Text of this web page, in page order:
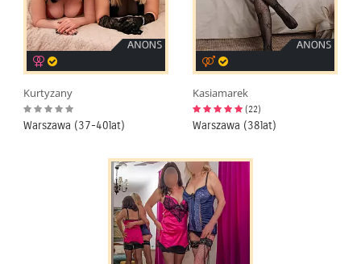
Kurtyzany
Warszawa (37-40lat)
Kasiamarek
(22)
Warszawa (38lat)